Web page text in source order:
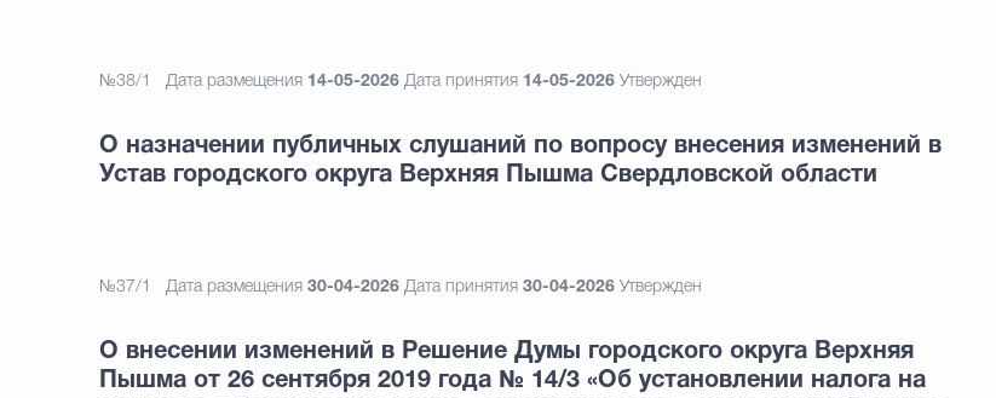
№38/1 Дата размещения 14-05-2026 Дата принятия 14-05-2026 Утвержден
О назначении публичных слушаний по вопросу внесения изменений в
Устав городского округа Верхняя Пышма Свердловской области
№37/1 Дата размещения 30-04-2026 Дата принятия 30-04-2026 Утвержден
О внесении изменений в Решение Думы городского округа Верхняя
Пышма от 26 сентября 2019 года № 14/3 «Об установлении налога на